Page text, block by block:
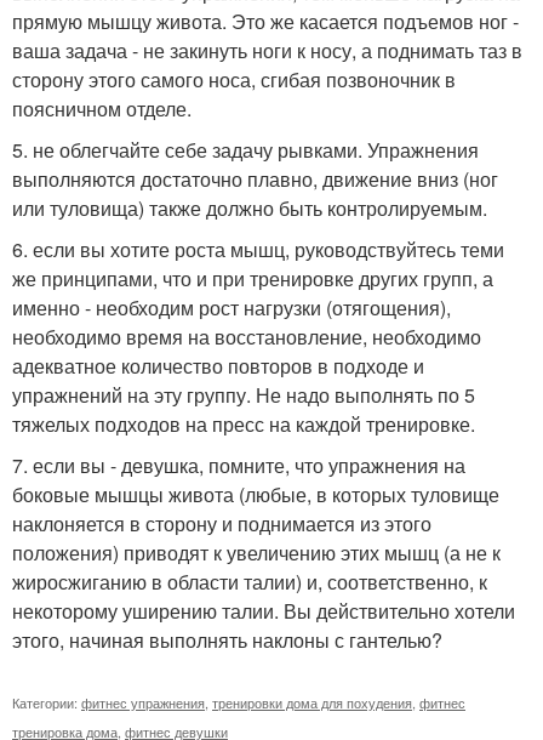
прямую мышцу живота. Это же касается подъемов ног -
ваша задача - не закинуть ноги к носу, а поднимать таз в
сторону этого самого носа, сгибая позвоночник в
поясничном отделе.
5. не облегчайте себе задачу рывками. Упражнения
выполняются достаточно плавно, движение вниз (ног
или туловища) также должно быть контролируемым.
6. если вы хотите роста мышц, руководствуйтесь теми
же принципами, что и при тренировке других групп, а
именно - необходим рост нагрузки (отягощения),
необходимо время на восстановление, необходимо
адекватное количество повторов в подходе и
упражнений на эту группу. Не надо выполнять по 5
тяжелых подходов на пресс на каждой тренировке.
7. если вы - девушка, помните, что упражнения на
боковые мышцы живота (любые, в которых туловище
наклоняется в сторону и поднимается из этого
положения) приводят к увеличению этих мышц (а не к
жиросжиганию в области талии) и, соответственно, к
некоторому уширению талии. Вы действительно хотели
этого, начиная выполнять наклоны с гантелью?
Категории: фитнес упражнения, тренировки дома для похудения, фитнес
тренировка дома, фитнес девушки